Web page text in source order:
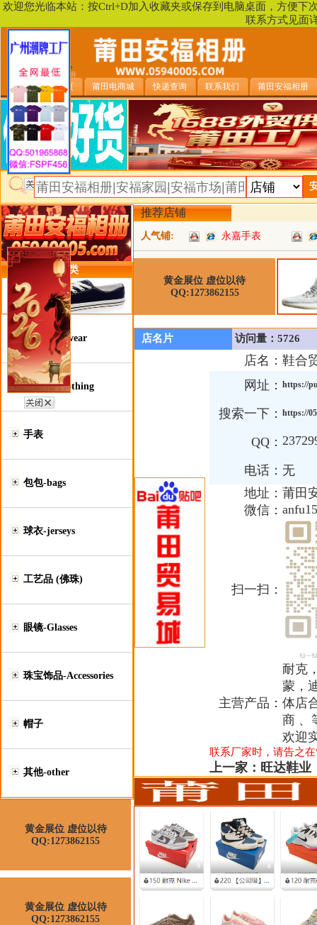
欢迎您光临本站：按Ctrl+D加入收藏夹或保存到电脑桌面，方便
联系方式见面
安福相册首页 莆田电商城 快递查询 联系我们 莆田安福相册
类目详细分类
鞋类-Footwear
服装类-Clothing
手表
包包-bags
球衣-jerseys
工艺品 (佛珠)
眼镜-Glasses
珠宝饰品-Accessories
帽子
其他-other
黄金展位 虚位以待
QQ:1273862155
黄金展位 虚位以待
QQ:1273862155
推荐店铺
人气铺: 永嘉手表
黄金展位 虚位以待
QQ:1273862155
店名片 访问量：5726
店名： 鞋合
网址： https://
搜索一下： https://
QQ：
电话： 无
地址： 莆田
微信：
扫一扫：
主营产品：
耐克
蒙，
体店
商 、
欢迎
联系厂家时，请告之
上一家： 旺达鞋业